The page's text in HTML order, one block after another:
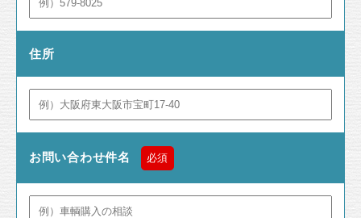
住所
お問い合わせ件名 必須